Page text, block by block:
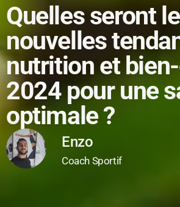
Quelles seront
nouvelles
nutrition et
2024 pour une
optimale ?
Enzo
Coach Sportif